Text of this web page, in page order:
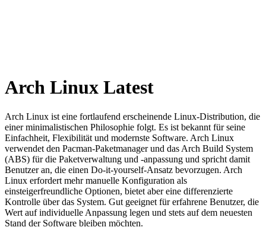
Arch Linux Latest
Arch Linux ist eine fortlaufend erscheinende Linux-Distribution, die
einer minimalistischen Philosophie folgt. Es ist bekannt für seine
Einfachheit, Flexibilität und modernste Software. Arch Linux
verwendet den Pacman-Paketmanager und das Arch Build System
(ABS) für die Paketverwaltung und -anpassung und spricht damit
Benutzer an, die einen Do-it-yourself-Ansatz bevorzugen. Arch
Linux erfordert mehr manuelle Konfiguration als
einsteigerfreundliche Optionen, bietet aber eine differenzierte
Kontrolle über das System. Gut geeignet für erfahrene Benutzer, die
Wert auf individuelle Anpassung legen und stets auf dem neuesten
Stand der Software bleiben möchten.